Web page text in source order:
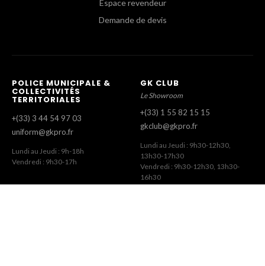
Espace revendeur
Demande de devis
POLICE MUNICIPALE &
COLLECTIVITÉS
TERRITORIALES
+(33) 3 44 54 97 03
uniform@gkpro.fr
Lundi au Jeudi : 9h-18h
Vendredi : 9h30-17h
GK CLUB
Le Showroom
+(33) 1 55 82 15 15
gkclub@gkpro.fr
Lundi au Jeudi : 9h30-12h30,
13h30-17h30
Vendredi : 9h30-12h30, 13h30-
16h30